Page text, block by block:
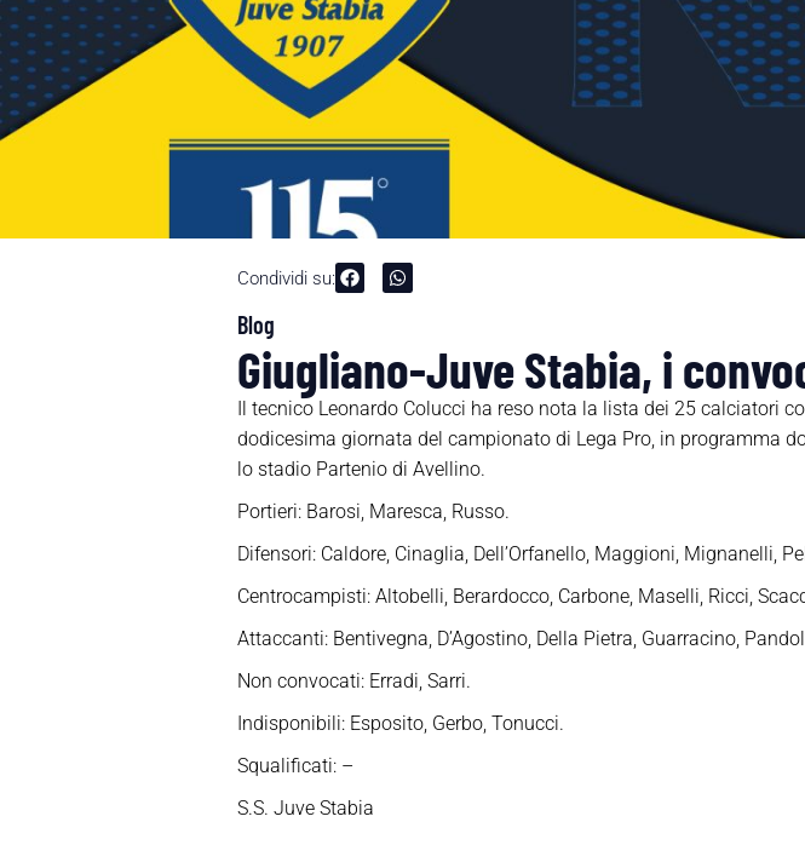
Condividi su:
Blog
Giugliano-Juve Stabia, i
Il tecnico Leonardo Colucci ha reso nota la lista dei 25 calciatori
dodicesima giornata del campionato di Lega Pro, in programma
lo stadio Partenio di Avellino.
Portieri: Barosi, Maresca, Russo.
Difensori: Caldore, Cinaglia, Dell’Orfanello, Maggioni, Mignanelli,
Centrocampisti: Altobelli, Berardocco, Carbone, Maselli, Ricci,
Attaccanti: Bentivegna, D’Agostino, Della Pietra, Guarracino,
Non convocati: Erradi, Sarri.
Indisponibili: Esposito, Gerbo, Tonucci.
Squalificati: –
S.S. Juve Stabia